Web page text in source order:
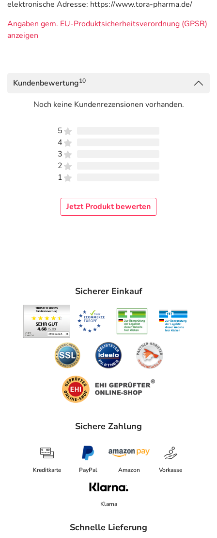
elektronische Adresse: https://www.tora-pharma.de/
Angaben gem. EU-Produktsicherheitsverordnung (GPSR)
anzeigen
Kundenbewertung10
Noch keine Kundenrezensionen vorhanden.
5
4
3
2
1
Jetzt Produkt bewerten
Sicherer Einkauf
Sichere Zahlung
Kreditkarte PayPal Amazon Vorkasse
Klarna
Schnelle Lieferung